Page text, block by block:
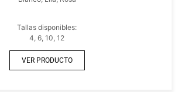
Tallas disponibles:
4, 6, 10, 12
VER PRODUCTO